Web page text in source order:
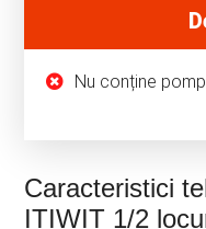
Nu conține
Caracteristici
ITIWIT 1/2